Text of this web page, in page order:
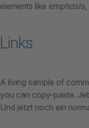
elements like emphasis
Links
A living sample of
you can copy-paste.
Und jetzt noch ein